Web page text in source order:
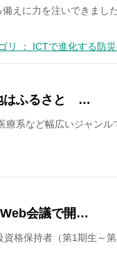
えに力を注いできまし
リ ： ICTで進化する防
はふるさと …
系など幅広いジャンル
Web会議で開…
格保持者（第1期生～